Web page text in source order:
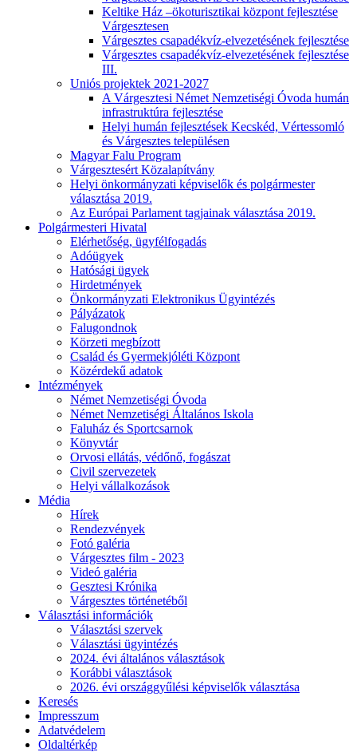
Keltike Ház –ökoturisztikai központ fejlesztése
Várgesztesen
Várgesztes csapadékvíz-elvezetésének fejlesztése
Várgesztes csapadékvíz-elvezetésének fejlesztése
III.
Uniós projektek 2021-2027
A Várgesztesi Német Nemzetiségi Óvoda humán
infrastruktúra fejlesztése
Helyi humán fejlesztések Kecskéd, Vértessomló
és Várgesztes településen
Magyar Falu Program
Várgesztesért Közalapítvány
Helyi önkormányzati képviselők és polgármester
választása 2019.
Az Európai Parlament tagjainak választása 2019.
Polgármesteri Hivatal
Elérhetőség, ügyfélfogadás
Adóügyek
Hatósági ügyek
Hirdetmények
Önkormányzati Elektronikus Ügyintézés
Pályázatok
Falugondnok
Körzeti megbízott
Család és Gyermekjóléti Központ
Közérdekű adatok
Intézmények
Német Nemzetiségi Óvoda
Német Nemzetiségi Általános Iskola
Faluház és Sportcsarnok
Könyvtár
Orvosi ellátás, védőnő, fogászat
Civil szervezetek
Helyi vállalkozások
Média
Hírek
Rendezvények
Fotó galéria
Várgesztes film - 2023
Videó galéria
Gesztesi Krónika
Várgesztes történetéből
Választási információk
Választási szervek
Választási ügyintézés
2024. évi általános választások
Korábbi választások
2026. évi országgyűlési képviselők választása
Keresés
Impresszum
Adatvédelem
Oldaltérkép